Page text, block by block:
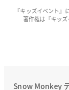
『キッズイベント』
著作権は『キッズ
Snow Monkey